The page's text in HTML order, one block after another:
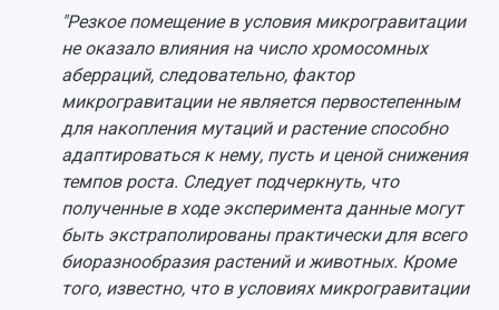
"Резкое помещение в условия микрогравитации
не оказало влияния на число хромосомных
аберраций, следовательно, фактор
микрогравитации не является первостепенным
для накопления мутаций и растение способно
адаптироваться к нему, пусть и ценой снижения
темпов роста. Следует подчеркнуть, что
полученные в ходе эксперимента данные могут
быть экстраполированы практически для всего
биоразнообразия растений и животных. Кроме
того, известно, что в условиях микрогравитации